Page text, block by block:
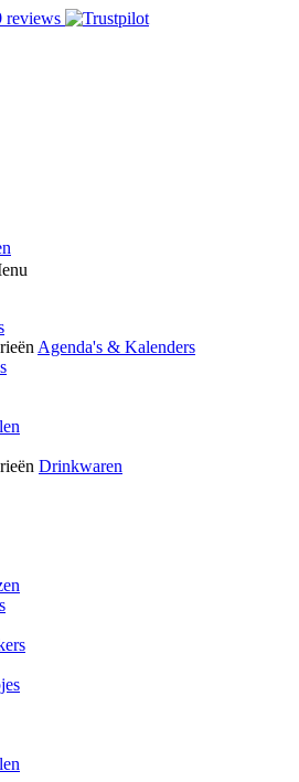
reviews
Agenda's & Kalenders
Drinkwaren